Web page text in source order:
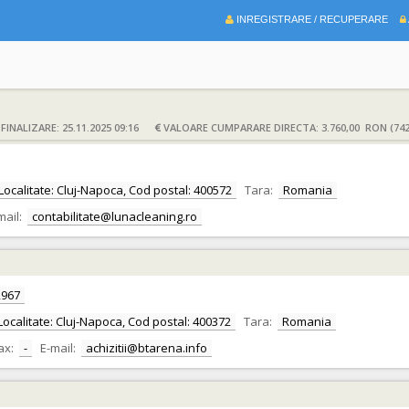
INREGISTRARE / RECUPERARE
25.11.2025 09:16 VALOARE CUMPARARE DIRECTA: 3.760,00 RON
Cluj-Napoca, Cod postal: 400572 Tara:
Romania
contabilitate@lunacleaning.ro
Cluj-Napoca, Cod postal: 400372
Tara:
Romania
- E-mail: achizitii@btarena.info